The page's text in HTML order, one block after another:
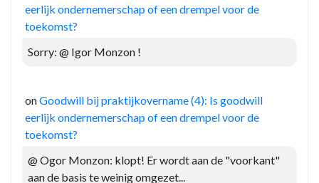
eerlijk ondernemerschap of een drempel voor de
toekomst?
Sorry: @ Igor Monzon !
onGoodwill bij praktijkovername (4): Is goodwill
eerlijk ondernemerschap of een drempel voor de
toekomst?
@ Ogor Monzon: klopt! Er wordt aan de "voorkant"
aan de basis te weinig omgezet...